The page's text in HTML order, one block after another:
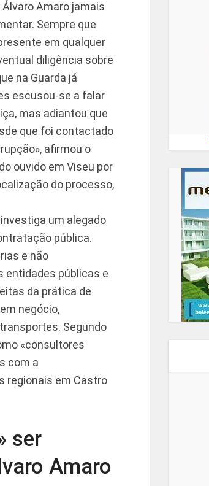
Amaro jamais
Sempre que
em qualquer
diligência sobre
na Guarda já
escusou-se a falar
mas adiantou que
que foi contactado
afirmou o
ouvido em Viseu por
do processo,
um alegado
pública.
e não
entidades públicas e
da prática de
negócio,
Segundo
«consultores
com a
regionais em Castro
ser
Amaro